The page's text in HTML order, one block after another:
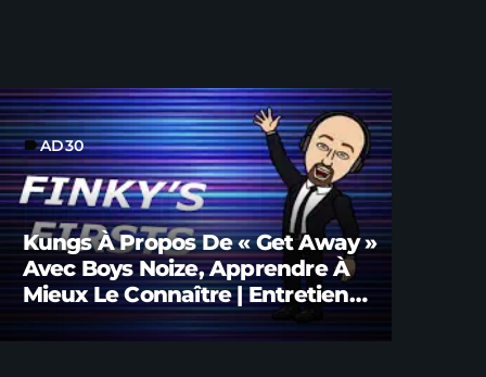
labelAD30
Kungs À Propos De « Get Away »
Avec Boys Noize, Apprendre À
Mieux Le Connaître | Entretien
Avec Brian FINK